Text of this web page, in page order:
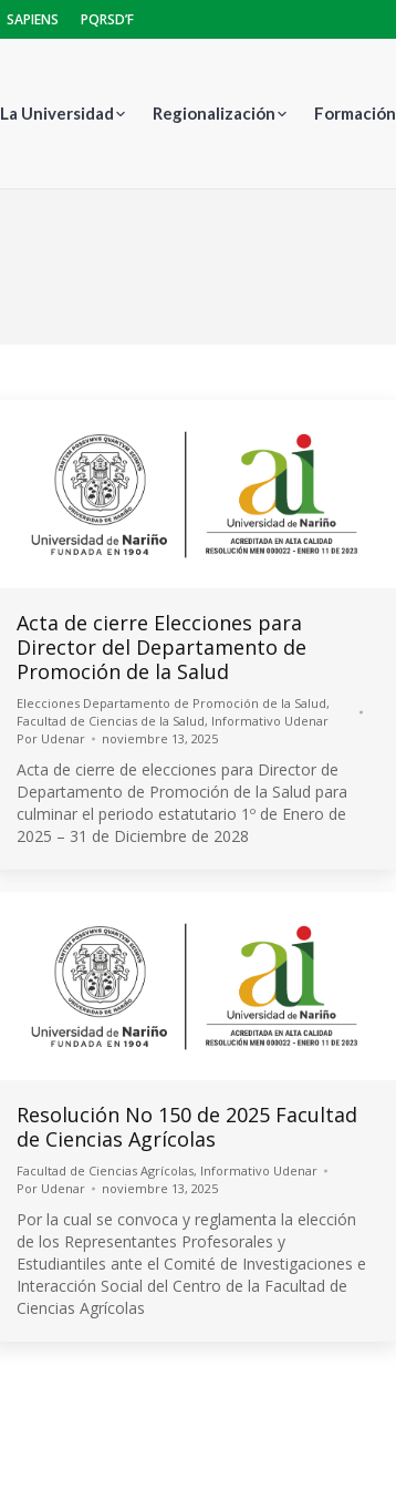
SAPIENS PQRSD’F
La Universidad Regionalización Formación
Acta de cierre Elecciones para
Director del Departamento de
Promoción de la Salud
Elecciones Departamento de Promoción de la Salud,
Facultad de Ciencias de la Salud, Informativo Udenar
Por Udenar noviembre 13, 2025
Acta de cierre de elecciones para Director de
Departamento de Promoción de la Salud para
culminar el periodo estatutario 1º de Enero de
2025 – 31 de Diciembre de 2028
Resolución No 150 de 2025 Facultad
de Ciencias Agrícolas
Facultad de Ciencias Agrícolas, Informativo Udenar
Por Udenar noviembre 13, 2025
Por la cual se convoca y reglamenta la elección
de los Representantes Profesorales y
Estudiantiles ante el Comité de Investigaciones e
Interacción Social del Centro de la Facultad de
Ciencias Agrícolas